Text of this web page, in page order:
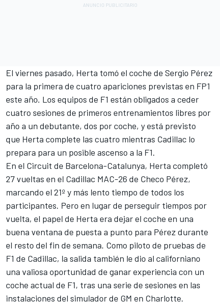
El viernes pasado, Herta tomó el coche de Sergio Pérez
para la primera de cuatro apariciones previstas en FP1
este año. Los equipos de F1 están obligados a ceder
cuatro sesiones de primeros entrenamientos libres por
año a un debutante, dos por coche, y está previsto
que Herta complete las cuatro mientras Cadillac lo
prepara para un posible ascenso a la F1.
En el Circuit de Barcelona-Catalunya, Herta completó
27 vueltas en el Cadillac MAC-26 de Checo Pérez,
marcando el 21º y más lento tiempo de todos los
participantes. Pero en lugar de perseguir tiempos por
vuelta, el papel de Herta era dejar el coche en una
buena ventana de puesta a punto para Pérez durante
el resto del fin de semana. Como piloto de pruebas de
F1 de Cadillac, la salida también le dio al californiano
una valiosa oportunidad de ganar experiencia con un
coche actual de F1, tras una serie de sesiones en las
instalaciones del simulador de GM en Charlotte.